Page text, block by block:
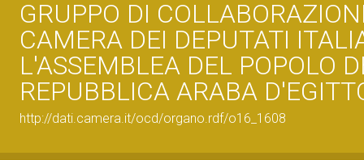
GRUPPO DI
CAMERA DEI DEPUTATI
L'ASSEMBLEA DEL POPOLO
REPUBBLICA ARABA
http://dati.camera.it/ocd/organo.rdf/o16_1608